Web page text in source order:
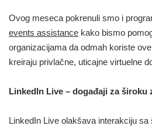
Ovog meseca pokrenuli smo i
events assistance kako bismo
organizacijama da odmah koriste
kreiraju privlačne, uticajne virtuelne
LinkedIn Live – događaji za široku
LinkedIn Live olakšava interakciju